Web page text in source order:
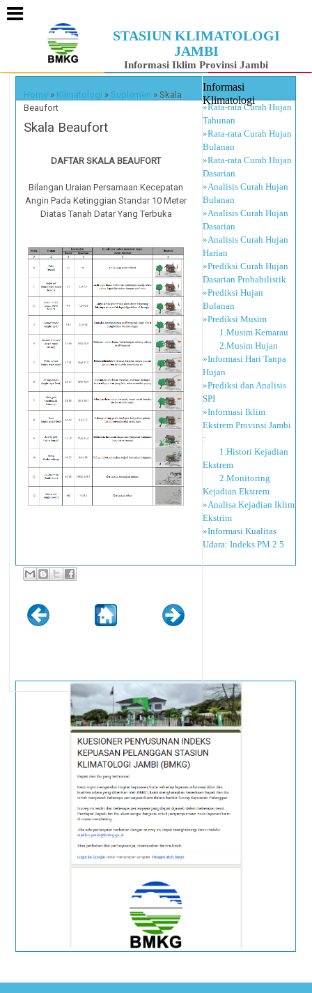
STASIUN KLIMATOLOGI
JAMBI
Informasi Iklim Provinsi Jambi
Home » Klimatologi » Suplemen »Skala
Beaufort
Skala Beaufort
DAFTAR SKALA BEAUFORT
Bilangan Uraian Persamaan Kecepatan
Angin Pada Ketinggian Standar 10 Meter
Diatas Tanah Datar Yang Terbuka
Informasi
Klimatologi
»Rata-rata Curah Hujan
Tahunan
»Rata-rata Curah Hujan
Bulanan
»Rata-rata Curah Hujan
Dasarian
»Analisis Curah Hujan
Bulanan
»Analisis Curah Hujan
Dasarian
»Analisis Curah Hujan
Harian
»Prediksi Curah Hujan
Dasarian Probabilistik
»Prediksi Hujan
Bulanan
»Prediksi Musim
1.Musim Kemarau
2.Musim Hujan
»Informasi Hari Tanpa
Hujan
»Prediksi dan Analisis
SPI
»Informasi Iklim
Ekstrem Provinsi Jambi
:
1.Histori Kejadian
Ekstrem
2.Monitoring
Kejadian Ekstrem
»Analisa Kejadian Iklim
Ekstrim
»Informasi Kualitas
Udara: Indeks PM 2.5